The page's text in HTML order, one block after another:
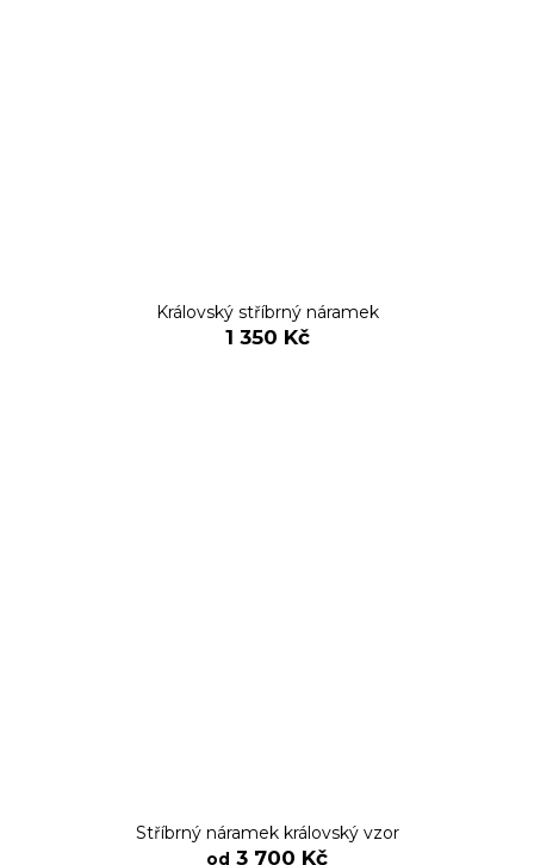
Královský stříbrný náramek
1 350 Kč
Stříbrný náramek královský vzor
od 3 700 Kč